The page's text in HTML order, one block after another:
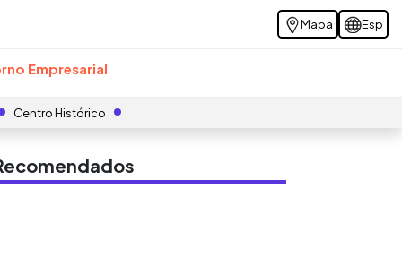
Mapa Esp
Empresarial
Centro Histórico